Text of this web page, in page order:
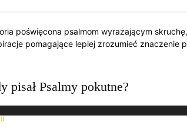
poświęcona psalmom wyrażającym
pomagające lepiej zrozumieć
pisał Psalmy pokutne?
0